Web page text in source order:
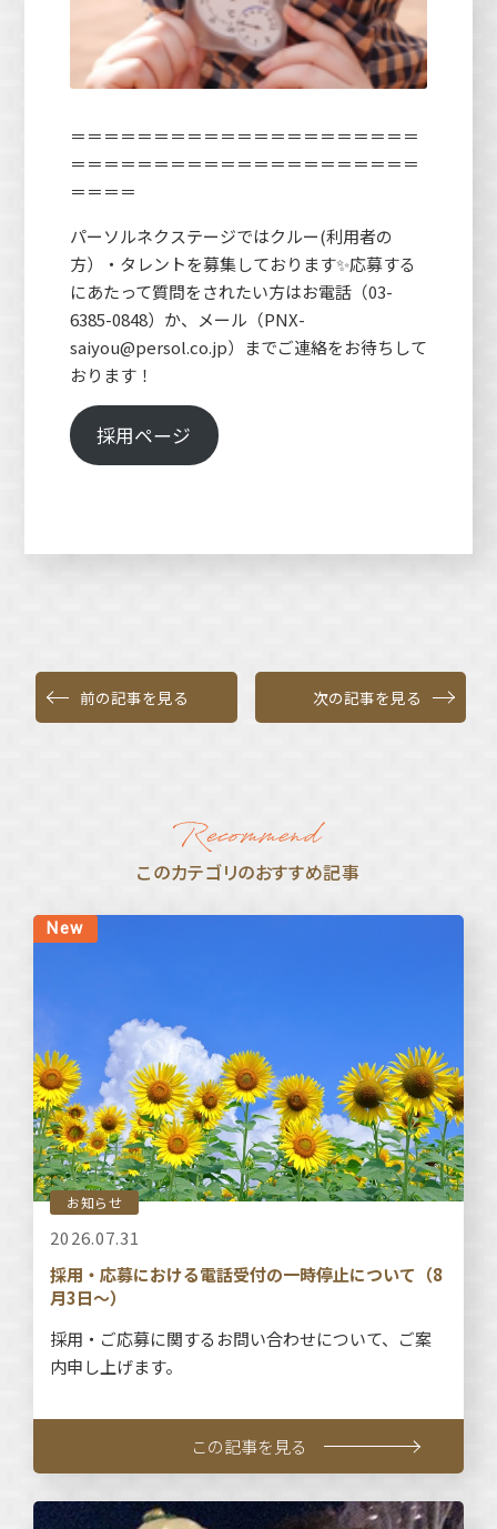
＝＝＝＝＝＝＝＝＝＝＝＝＝＝＝＝＝＝＝＝＝
＝＝＝＝＝＝＝＝＝＝＝＝＝＝＝＝＝＝＝＝＝
＝＝＝＝
パーソルネクステージではクルー(利用者の
方）・タレントを募集しております✨応募する
にあたって質問をされたい方はお電話（03-
6385-0848）か、メール（PNX-
saiyou@persol.co.jp）までご連絡をお待ちして
おります！
採用ページ
前の記事を見る 次の記事を見る
このカテゴリのおすすめ記事
お知らせ
2026.07.31
採用・応募における電話受付の一時停止について（8
月3日～）
採用・ご応募に関するお問い合わせについて、ご案
内申し上げます。
この記事を見る